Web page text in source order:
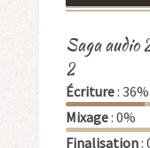
Saga audio
2
Écriture: 36%
Mixage: 0%
Finalisation: